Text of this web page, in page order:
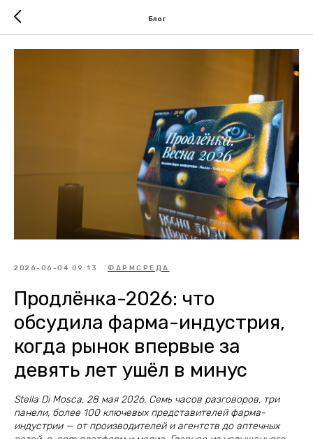
Блог
2026-06-04 09:13 ФАРМСРЕДА
Продлёнка-2026: что
обсудила фарма-индустрия,
когда рынок впервые за
девять лет ушёл в минус
Stella Di Mosca, 28 мая 2026. Семь часов разговоров, три
панели, более 100 ключевых представителей фарма-
индустрии — от производителей и агентств до аптечных